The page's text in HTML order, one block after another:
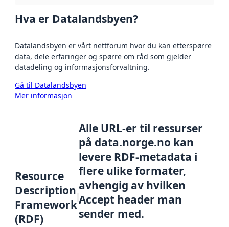
Hva er Datalandsbyen?
Datalandsbyen er vårt nettforum hvor du kan etterspørre
data, dele erfaringer og spørre om råd som gjelder
datadeling og informasjonsforvaltning.
Gå til Datalandsbyen
Mer informasjon
Resource
Description
Framework
(RDF)
Alle URL-er til ressurser
på data.norge.no kan
levere RDF-metadata i
flere ulike formater,
avhengig av hvilken
Accept header man
sender med.